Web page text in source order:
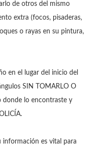
de otros del mismo
extra (focos, pisaderas,
o rayas en su pintura,
en el lugar del inicio del
SIN TOMARLO O
donde lo encontraste y
información es vital para